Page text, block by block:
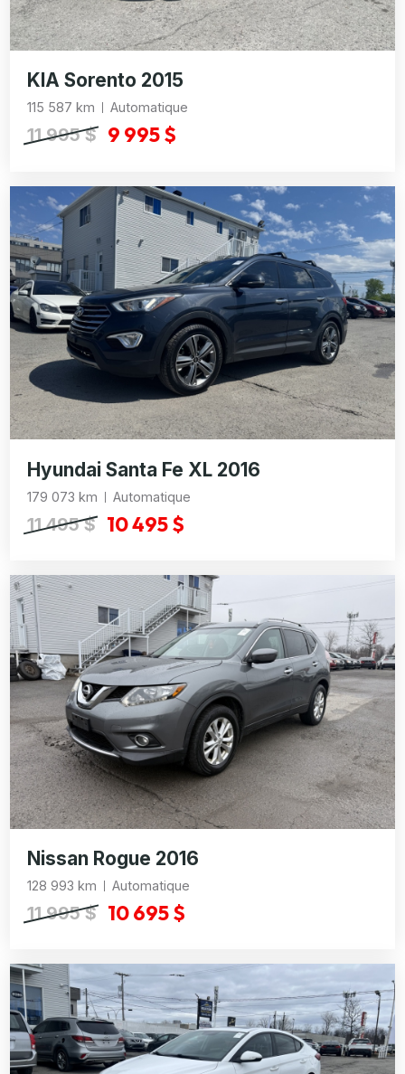
KIA Sorento 2015
115 587 km Automatique
11 995 $ 9 995 $
Hyundai Santa Fe XL 2016
179 073 km Automatique
11 495 $ 10 495 $
Nissan Rogue 2016
128 993 km Automatique
11 995 $ 10 695 $